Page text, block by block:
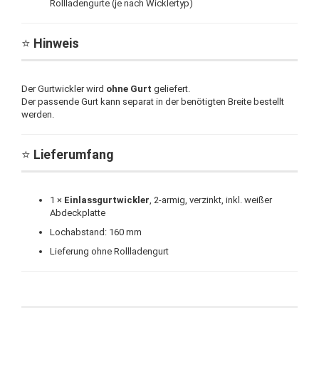
Rollladengurte (je nach Wicklertyp)
⭐ Hinweis
Der Gurtwickler wird ohne Gurt geliefert.
Der passende Gurt kann separat in der benötigten Breite bestellt
werden.
⭐ Lieferumfang
1 × Einlassgurtwickler, 2-armig, verzinkt, inkl. weißer
Abdeckplatte
Lochabstand: 160 mm
Lieferung ohne Rollladengurt